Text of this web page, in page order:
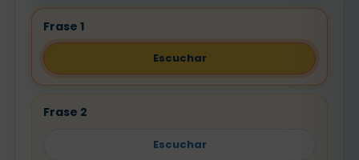
Frase 1
Escuchar
Frase 2
Escuchar